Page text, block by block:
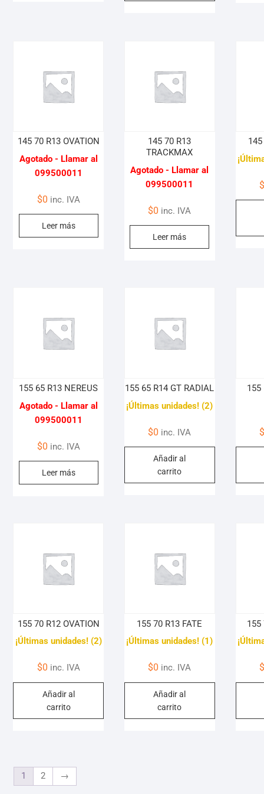
145 70 R13 OVATION
Agotado - Llamar al
099500011
$0 inc. IVA
Leer más
145 70 R13
TRACKMAX
Agotado - Llamar al
099500011
$0 inc. IVA
Leer más
155 65 R13 NEREUS
Agotado - Llamar al
099500011
$0 inc. IVA
Leer más
155 65 R14 GT RADIAL
¡Últimas unidades! (2)
$0 inc. IVA
Añadir al
carrito
155
155 70 R12 OVATION
¡Últimas unidades! (2)
$0 inc. IVA
Añadir al
carrito
155 70 R13 FATE
¡Últimas unidades! (1)
$0 inc. IVA
Añadir al
carrito
155
1 2 →